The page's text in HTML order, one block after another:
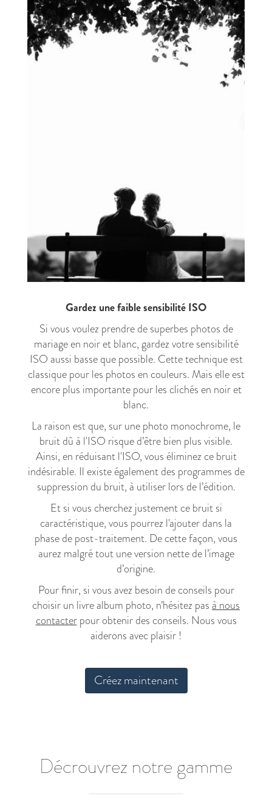
Gardez une faible sensibilité ISO
Si vous voulez prendre de superbes photos de
mariage en noir et blanc, gardez votre sensibilité
ISO aussi basse que possible. Cette technique est
classique pour les photos en couleurs. Mais elle est
encore plus importante pour les clichés en noir et
blanc.
La raison est que, sur une photo monochrome, le
bruit dû à l'ISO risque d’être bien plus visible.
Ainsi, en réduisant l'ISO, vous éliminez ce bruit
indésirable. Il existe également des programmes de
suppression du bruit, à utiliser lors de l’édition.
Et si vous cherchez justement ce bruit si
caractéristique, vous pourrez l'ajouter dans la
phase de post-traitement. De cette façon, vous
aurez malgré tout une version nette de l’image
d’origine.
Pour finir, si vous avez besoin de conseils pour
choisir un livre album photo, n’hésitez pasà nous
contacterpour obtenir des conseils. Nous vous
aiderons avec plaisir !
Créez maintenant
Décrouvrez notre gamme